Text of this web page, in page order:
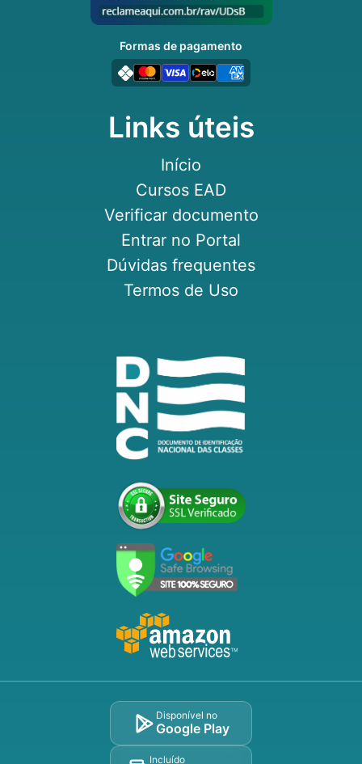
Links úteis
Início
Cursos EAD
Verificar documento
Entrar no Portal
Dúvidas frequentes
Termos de Uso
Formas de pagamento
Disponível no
Google Play
Incluído